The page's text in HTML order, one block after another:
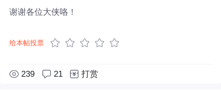
谢谢各位大侠咯！
给本帖投票
239 21 打赏